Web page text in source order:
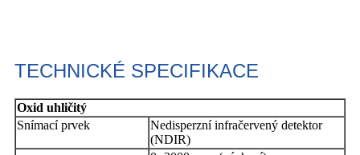
TECHNICKÉ SPECIFIKACE
Oxid uhličitý
Snímací prvek
Nedisperzní infračervený detektor
(NDIR)